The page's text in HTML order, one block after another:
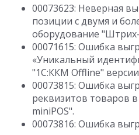
00073623: Неверная
позиции с двумя и
оборудование
00071615: Ошибка
«Уникальный
"1С:ККМ Offline" версии
00073815: Ошибка
реквизитов товаров
miniPOS".
00073816: Ошибка